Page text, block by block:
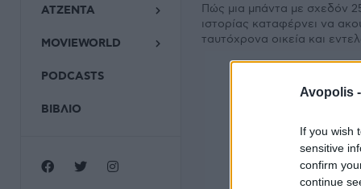
Avopolis -
If you wish
sensitive
confirm
continue
ΑΤΖΕΝΤΑ
MOVIEWORLD
PODCASTS
ΒΙΒΛΙΟ
Πώς μια μπάντα με σχεδόν
ιστορίας καταφέρνει να
ταυτόχρονα οικεία και